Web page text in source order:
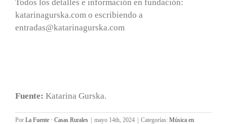
Todos los detalles e información en fundación:
katarinagurska.com o escribiendo a
entradas@katarinagurska.com
Fuente: Katarina Gurska.
Por La Fuente · Casas Rurales | mayo 14th, 2024 | Categorías: Música en